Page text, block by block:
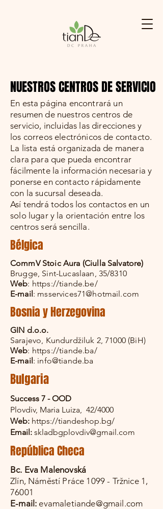
NUESTROS CENTROS DE SERVICIO
NUESTROS CENTROS DE SERVICIO
En esta página encontrará un
resumen de nuestros centros de
servicio, incluidas las direcciones y
los correos electrónicos de contacto.
La lista está organizada de manera
clara para que pueda encontrar
fácilmente la información necesaria y
ponerse en contacto rápidamente
con la sucursal deseada.
Así tendrá todos los contactos en un
solo lugar y la orientación entre los
centros será sencilla.
Bélgica
CommV Stoic Aura (Ciulla Salvatore)
Brugge, Sint-Lucaslaan, 35/8310
Web: https://tiande.be/
E-mail: msservices71@hotmail.com
Bosnia y Herzegovina
GIN d.o.o.
Sarajevo, Kundurdžiluk 2, 71000 (BiH)
Web: https://tiande.ba/
E-mail: info@tiande.ba
Bulgaria
Success 7 - OOD
Plovdiv, Maria Luiza, 42/4000
Web: https://tiandeshop.bg/
Email: skladbgplovdiv@gmail.com
República Checa
Bc. Eva Malenovská
Zlín, Náměstí Práce 1099 - Tržnice 1,
76001
E-mail: evamaletiande@gmail.com